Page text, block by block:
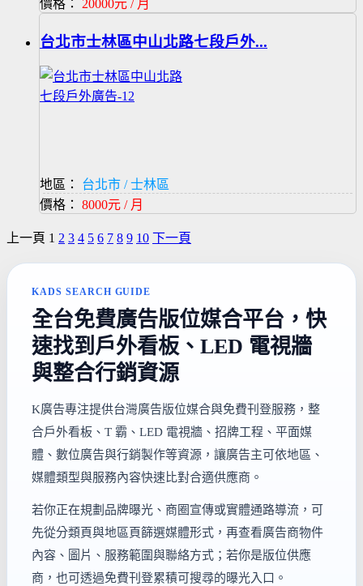
價格： 20000元 / 月
台北市士林區中山北路七段戶外...
地區：
台北市 / 士林區
價格： 8000元 / 月
上一頁 1 2 3 4 5 6 7 8 9 10 下一頁
KADS SEARCH GUIDE
全台免費廣告版位媒合平台，快
速找到戶外看板、LED 電視牆
與整合行銷資源
K廣告專注提供台灣廣告版位媒合與免費刊登服務，整
合戶外看板、T 霸、LED 電視牆、招牌工程、平面媒
體、數位廣告與行銷製作等資源，讓廣告主可依地區、
媒體類型與服務內容快速比對合適供應商。
若你正在規劃品牌曝光、商圈宣傳或實體通路導流，可
先從分類頁與地區頁篩選媒體形式，再查看廣告商物件
內容、圖片、服務範圍與聯絡方式；若你是版位供應
商，也可透過免費刊登累積可搜尋的曝光入口。